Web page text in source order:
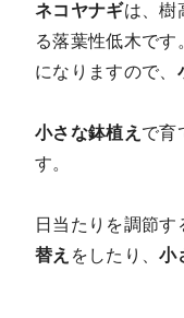
ネコヤナギは、樹
る落葉性低木で
になりますので、
小さな鉢植え で育
す。
日当たりを調節す
替え をしたり、小